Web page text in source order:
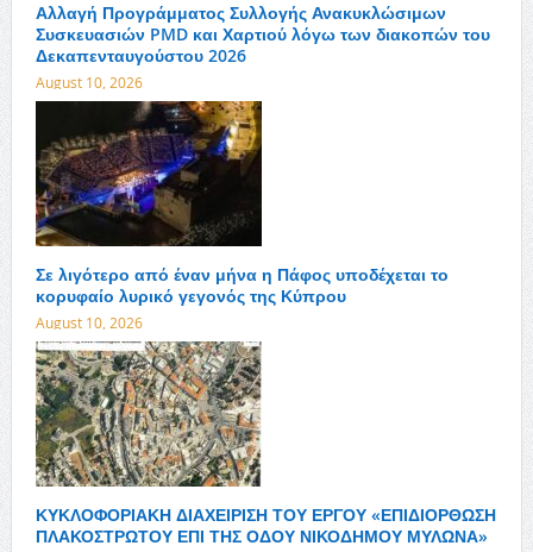
Αλλαγή Προγράμματος Συλλογής Ανακυκλώσιμων
Συσκευασιών PMD και Χαρτιού λόγω των διακοπών του
Δεκαπενταυγούστου 2026
August 10, 2026
Σε λιγότερο από έναν μήνα η Πάφος υποδέχεται το
κορυφαίο λυρικό γεγονός της Κύπρου
August 10, 2026
ΚΥΚΛΟΦΟΡΙΑΚΗ ΔΙΑΧΕΙΡΙΣΗ ΤΟΥ ΕΡΓΟΥ «ΕΠΙΔΙΟΡΘΩΣΗ
ΠΛΑΚΟΣΤΡΩΤΟΥ ΕΠΙ ΤΗΣ ΟΔΟΥ ΝΙΚΟΔΗΜΟΥ ΜΥΛΩΝΑ»